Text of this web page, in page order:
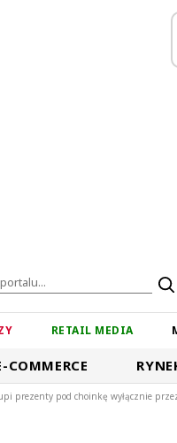
RETAIL MEDIA
COMMERCE
prezenty pod choinkę wyłącznie